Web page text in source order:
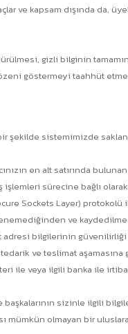
ve kapsam dışında da,
gizli bilginin
göstermeyi taahhüt
şekilde sistemimizde
en alt satırında
sürecine bağlı
Sockets Layer)
ve
bilgilerinin güvenilirliği
ve teslimat
ile veya ilgili banka ile
sizinle ilgili
olmayan bir